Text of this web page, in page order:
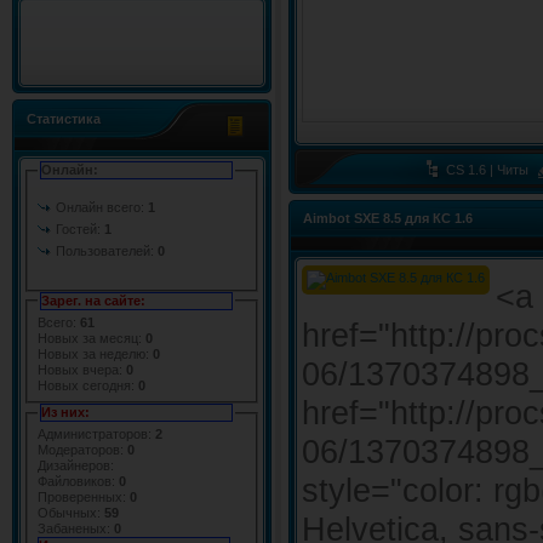
Статистика
Онлайн:
Онлайн всего: 1
Гостей: 1
Пользователей: 0
Зарег. на сайте:
Всего: 61
Новых за месяц: 0
Новых за неделю: 0
Новых вчера: 0
Новых сегодня: 0
Из них:
Администраторов: 2
Модераторов: 0
Дизайнеров:
Файловиков: 0
Проверенных: 0
Обычных: 59
Забаненых: 0
CS 1.6 | Читы
Aimbot SXE 8.5 для КС 1.6
<a
href="http://
06/
href="http://
06/
style="color:
Helvetica,